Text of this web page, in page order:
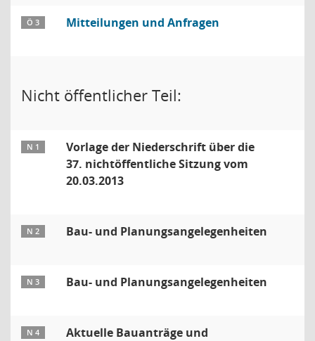
Ö 3 Mitteilungen und Anfragen
Nicht öffentlicher Teil:
N 1
Vorlage der Niederschrift über die
37. nichtöffentliche Sitzung vom
20.03.2013
N 2 Bau- und Planungsangelegenheiten
N 3 Bau- und Planungsangelegenheiten
N 4
Aktuelle Bauanträge und